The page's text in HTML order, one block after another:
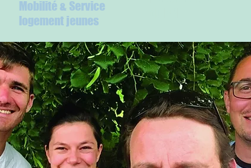
Mobilité & Service
logement jeunes